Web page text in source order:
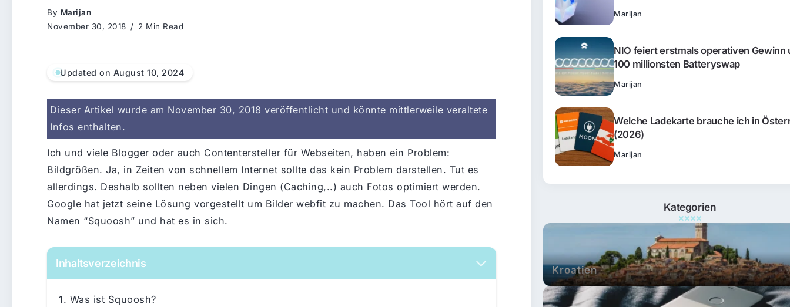
By Marijan
November 30, 2018
2 Min Read
Updated on August 10, 2024
Dieser Artikel wurde am November 30, 2018 veröffentlicht und könnte mittlerweile veraltete
Infos enthalten.
Ich und viele Blogger oder auch Contentersteller für Webseiten, haben ein Problem:
Bildgrößen. Ja, in Zeiten von schnellem Internet sollte das kein Problem darstellen. Tut es
allerdings. Deshalb sollten neben vielen Dingen (Caching,..) auch Fotos optimiert werden.
Google hat jetzt seine Lösung vorgestellt um Bilder webfit zu machen. Das Tool hört auf den
Namen “Squoosh” und hat es in sich.
Inhaltsverzeichnis
Was ist Squoosh?
Marijan
NIO feiert erstmals operativen Gewinn
100 millionsten Batteryswap
Marijan
Welche Ladekarte brauche ich in
(2026)
Marijan
Kategorien
Kroatien